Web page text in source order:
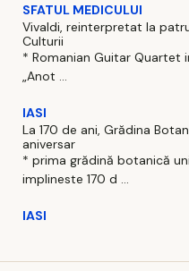
SFATUL MEDICULUI
Vivaldi, reinterpretat la
Culturii
* Romanian Guitar Quartet
„Anot ...
IASI
La 170 de ani, Grădina
aniversar
* prima grădină botanică
implineste 170 d ...
IASI